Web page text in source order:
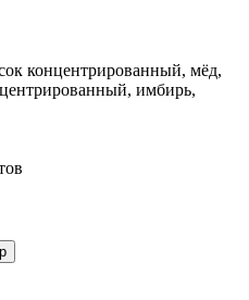
концентрированный, мёд,
имбирь,